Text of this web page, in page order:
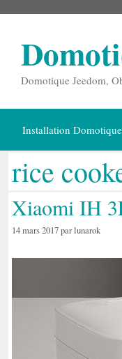
Domotique Jeedom,
Installation Domotique
rice
Xiaomi IH
14 mars 2017parlunarok